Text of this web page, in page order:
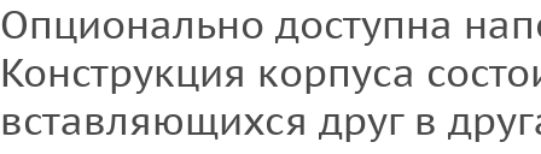
Опционально доступна
Конструкция корпуса
вставляющихся друг в